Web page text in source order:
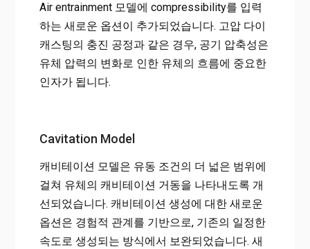
Air entrainment 모델에 compressibility를 입력
하는 새로운 옵션이 추가되었습니다. 고압 다이
캐스팅의 충진 공정과 같은 경우, 공기 압축성은
유체 압력의 변화로 인한 유체의 흐름에 중요한
인자가 됩니다.
Cavitation Model
캐비테이션 모델은 유동 조건의 더 넓은 범위에
걸쳐 유체의 캐비테이션 거동을 나타내도록 개
선되었습니다. 캐비테이션 생성에 대한 새로운
옵션은 경험적 관계를 기반으로, 기존의 일정한
속도로 생성되는 방식에서 보완되었습니다. 새